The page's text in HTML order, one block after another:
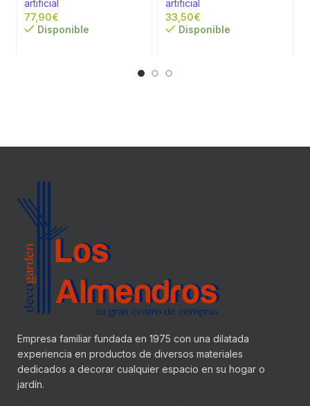
artificial
€
Disponible
artificial
€
Disponible
Empresa familiar fundada en 1975 con una dilatada
experiencia en productos de diversos materiales
dedicados a decorar cualquier espacio en su hogar o
jardín.